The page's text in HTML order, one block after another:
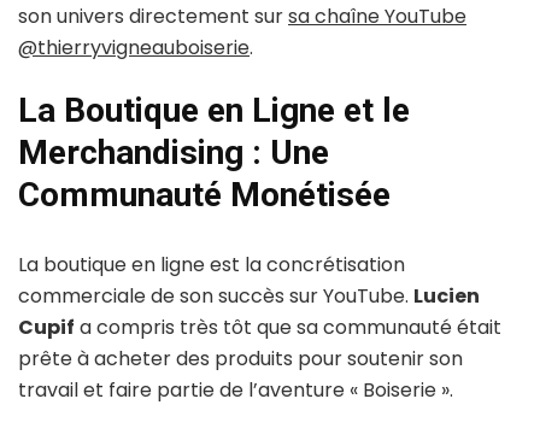
son univers directement sursa chaîne YouTube
@thierryvigneauboiserie.
La Boutique en Ligne et le
Merchandising : Une
Communauté Monétisée
La boutique en ligne est la concrétisation
commerciale de son succès sur YouTube. Lucien
Cupif a compris très tôt que sa communauté était
prête à acheter des produits pour soutenir son
travail et faire partie de l’aventure « Boiserie ».